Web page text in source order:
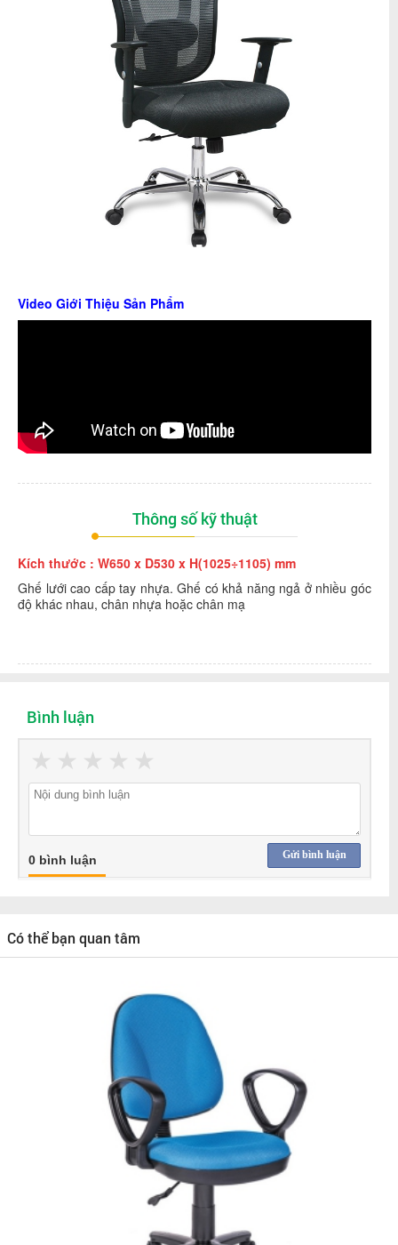
Video Giới Thiệu Sản Phẩm
Thông số kỹ thuật
Kích thước : W650 x D530 x H(1025÷1105) mm
Ghế lưới cao cấp tay nhựa. Ghế có khả năng ngả ở nhiều góc
độ khác nhau, chân nhựa hoặc chân mạ
Bình luận
★
★
★
★
★
Gửi bình luận
0 bình luận
Có thể bạn quan tâm